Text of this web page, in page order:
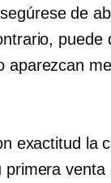
de
aparezcan
exactitud la
primera